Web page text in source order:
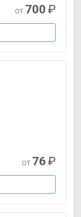
от 700₽
от 76₽